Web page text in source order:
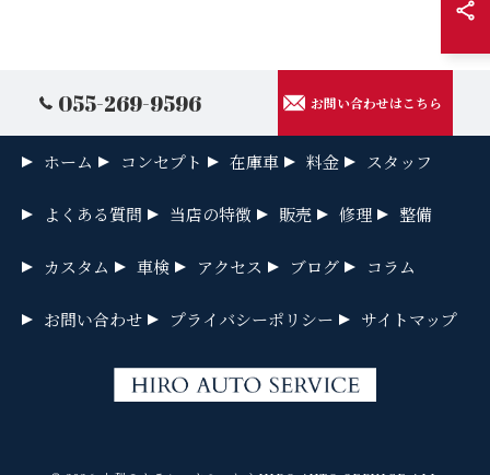
055-269-9596 お問い合わせはこちら
ホーム コンセプト 在庫車 料金 スタッフ
よくある質問 当店の特徴 販売 修理 整備
カスタム 車検 アクセス ブログ コラム
お問い合わせ プライバシーポリシー サイトマップ